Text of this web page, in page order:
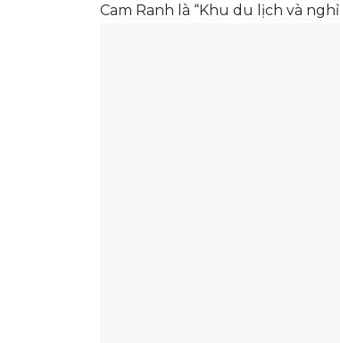
Cam Ranh là “Khu du lịch và